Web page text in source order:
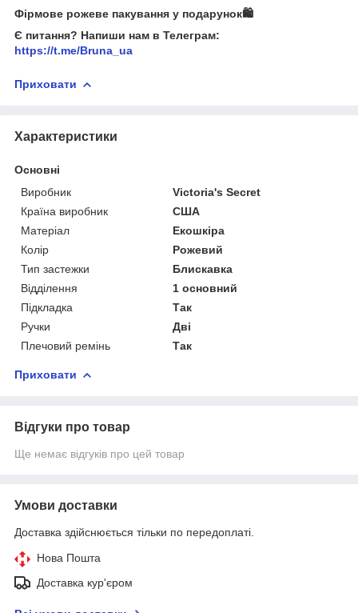
Фірмове рожеве пакування у подарунок🛍️
Є питання? Напиши нам в Телеграм:
https://t.me/Bruna_ua
Приховати
Характеристики
Основні
Виробник
Victoria's Secret
Країна виробник
США
Матеріал
Екошкіра
Колір
Рожевий
Тип застежки
Блискавка
Відділення
1 основний
Підкладка
Так
Ручки
Дві
Плечовий ремінь
Так
Приховати
Відгуки про товар
Ще немає відгуків про цей товар
Умови доставки
Доставка здійснюється тільки по передоплаті.
Нова Пошта
Доставка кур'єром